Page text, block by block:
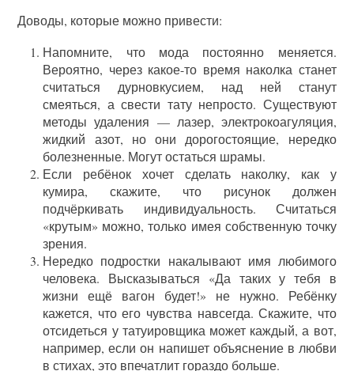
Доводы, которые можно привести:
Напомните, что мода постоянно меняется.
Вероятно, через какое-то время наколка станет
считаться дурновкусием, над ней станут
смеяться, а свести тату непросто. Существуют
методы удаления — лазер, электрокоагуляция,
жидкий азот, но они дорогостоящие, нередко
болезненные. Могут остаться шрамы.
Если ребёнок хочет сделать наколку, как у
кумира, скажите, что рисунок должен
подчёркивать индивидуальность. Считаться
«крутым» можно, только имея собственную точку
зрения.
Нередко подростки накалывают имя любимого
человека. Высказываться «Да таких у тебя в
жизни ещё вагон будет!» не нужно. Ребёнку
кажется, что его чувства навсегда. Скажите, что
отсидеться у татуировщика может каждый, а вот,
например, если он напишет объяснение в любви
в стихах, это впечатлит гораздо больше.